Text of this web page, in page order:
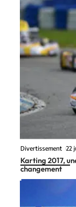
Divertissement 22
Karting 2017,
changement